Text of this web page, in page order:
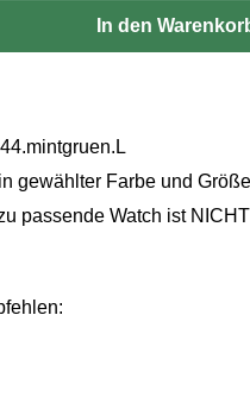
In den
gewählter Farbe und
passende Watch ist